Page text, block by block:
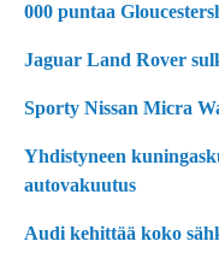
000 puntaa
Jaguar Land Rover
Sporty Nissan Micra
Yhdistyneen
autovakuutus
Audi kehittää koko